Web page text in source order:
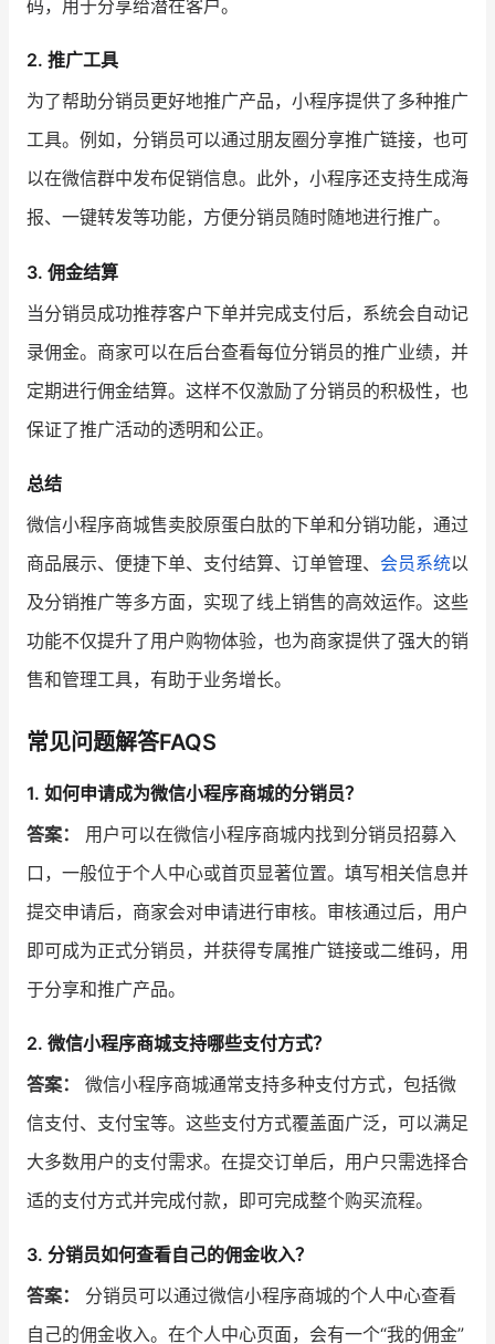
码，用于分享给潜在客户。
2. 推广工具
为了帮助分销员更好地推广产品，小程序提供了多种推广
工具。例如，分销员可以通过朋友圈分享推广链接，也可
以在微信群中发布促销信息。此外，小程序还支持生成海
报、一键转发等功能，方便分销员随时随地进行推广。
3. 佣金结算
当分销员成功推荐客户下单并完成支付后，系统会自动记
录佣金。商家可以在后台查看每位分销员的推广业绩，并
定期进行佣金结算。这样不仅激励了分销员的积极性，也
保证了推广活动的透明和公正。
总结
微信小程序商城售卖胶原蛋白肽的下单和分销功能，通过
商品展示、便捷下单、支付结算、订单管理、 会员系统以
及分销推广等多方面，实现了线上销售的高效运作。这些
功能不仅提升了用户购物体验，也为商家提供了强大的销
售和管理工具，有助于业务增长。
常见问题解答FAQS
1. 如何申请成为微信小程序商城的分销员？
答案：
用户可以在微信小程序商城内找到分销员招募入
口，一般位于个人中心或首页显著位置。填写相关信息并
提交申请后，商家会对申请进行审核。审核通过后，用户
即可成为正式分销员，并获得专属推广链接或二维码，用
于分享和推广产品。
2. 微信小程序商城支持哪些支付方式？
答案：
微信小程序商城通常支持多种支付方式，包括微
信支付、支付宝等。这些支付方式覆盖面广泛，可以满足
大多数用户的支付需求。在提交订单后，用户只需选择合
适的支付方式并完成付款，即可完成整个购买流程。
3. 分销员如何查看自己的佣金收入？
答案：
分销员可以通过微信小程序商城的个人中心查看
自己的佣金收入。在个人中心页面，会有一个“我的佣金”